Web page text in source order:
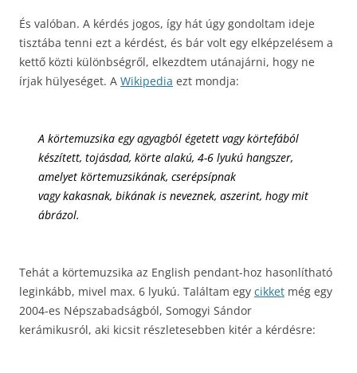
És valóban. A kérdés jogos, így hát úgy gondoltam ideje
tisztába tenni ezt a kérdést, és bár volt egy elképzelésem a
kettő közti különbségről, elkezdtem utánajárni, hogy ne
írjak hülyeséget. A Wikipedia ezt mondja:
A körtemuzsika egyagyagból égetett vagykörtefából
készített, tojásdad, körte alakú, 4-6 lyukú hangszer,
amelyet körtemuzsikának, cserépsípnak
vagy kakasnak, bikának is neveznek, aszerint, hogy mit
ábrázol.
Tehát a körtemuzsika az English pendant-hoz hasonlítható
leginkább, mivel max. 6 lyukú. Találtam egy cikket még egy
2004-es Népszabadságból, Somogyi Sándor
kerámikusról, aki kicsit részletesebben kitér a kérdésre: